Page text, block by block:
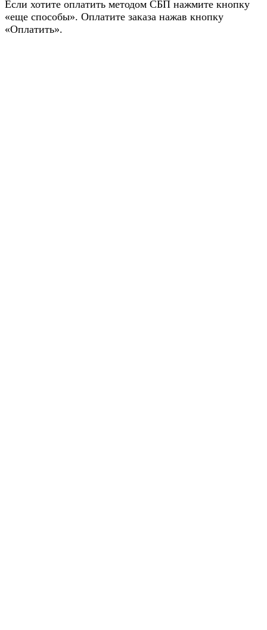
Если хотите оплатить методом СБП нажмите кнопку
«еще способы». Оплатите заказа нажав кнопку
«Оплатить».